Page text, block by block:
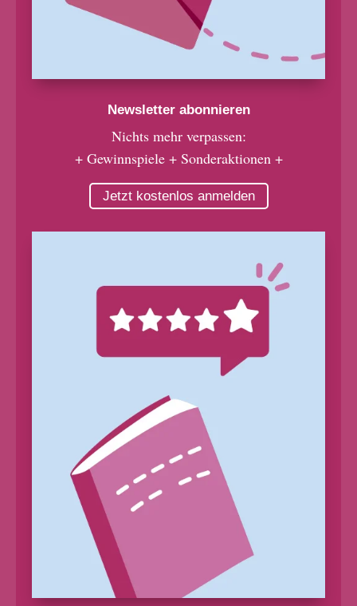
Newsletter abonnieren
Nichts mehr verpassen:
+ Gewinnspiele + Sonderaktionen +
Jetzt kostenlos anmelden